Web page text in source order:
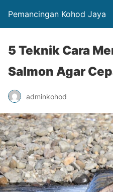
Pemancingan Kohod Jaya
5 Teknik Cara
Salmon Agar
adminkohod